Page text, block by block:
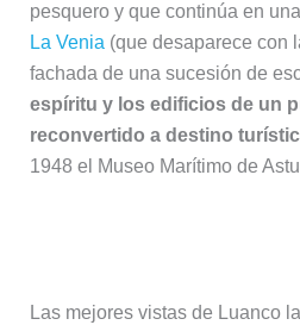
pesquero y que continúa en
La Venia (que desaparece con
fachada de una sucesión de
espíritu y los edificios de un
reconvertido a destino
1948 el Museo Marítimo de
Las mejores vistas de Luanco